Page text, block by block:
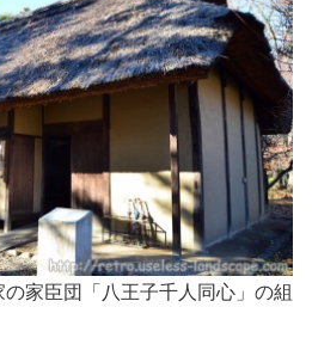
家臣団「八王子千人同心」の組